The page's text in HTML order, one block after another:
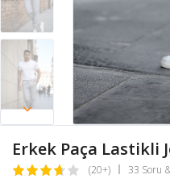
Erkek Paça Lastikli
(20+) 33 Soru